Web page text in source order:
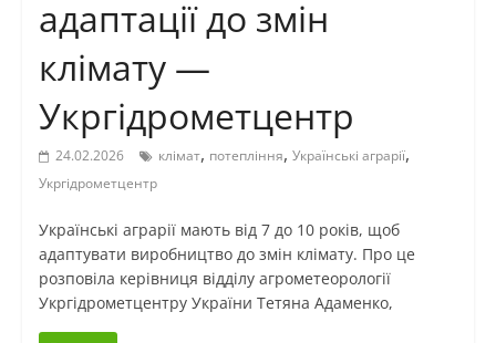
адаптації до змін
клімату —
Укргідрометцентр
24.02.2026 клімат, потепління, Українські аграрії,
Укргідрометцентр
Українські аграрії мають від 7 до 10 років, щоб
адаптувати виробництво до змін клімату. Про це
розповіла керівниця відділу агрометеорології
Укргідрометцентру України Тетяна Адаменко,